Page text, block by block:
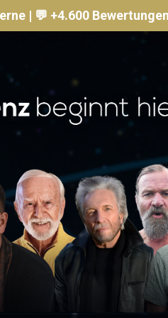
| 💬 +4.600 Bewertungen